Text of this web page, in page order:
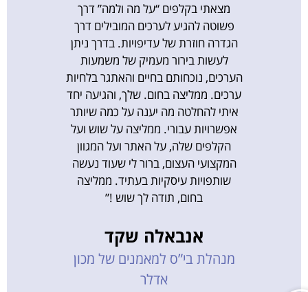
מצאתי בקלפים “על מה ולמה” דרך
פשוטה להגיע לערכים המובילים דרך
הגדרה חוזרת של עדיפויות. בדרך ניתן
לעשות בירור מעמיק של משמעות
הערכים, נוכחותם בחיים והאתגר בלחיות
ערכים. ממליצה בחום. שלך, והגיעה יחד
איתי להחלטה מה יענה על כמה שיותר
אפשרויות עבורי. ממליצה על שוש ועל
הקלפים שלה, על האתר ועל המגוון
המקצועי העצום, ברור לי שעוד נעשה
שותפויות עיסקיות בעתיד. ממליצה
בחום, תודה לך שוש !”
אנבאלה שקד
מנהלת בי”ס למאמנים של מכון
אדלר